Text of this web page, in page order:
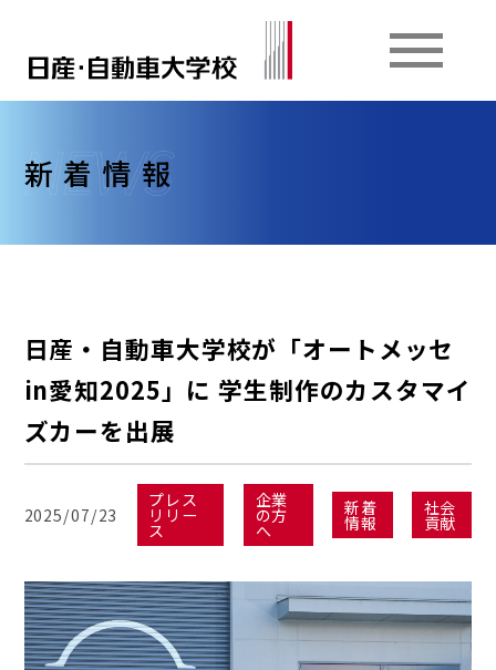
新着情報
日産・自動車大学校が「オートメッセ
in愛知2025」に 学生制作のカスタマイ
ズカーを出展
2025/07/23
プレス
リリー
ス
企業
の方
へ
新着
情報
社会
貢献